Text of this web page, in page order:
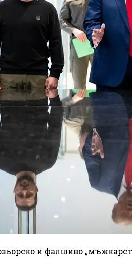
и фалшиво